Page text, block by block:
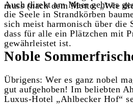
muss (nach dem Motto: „Wie
Auch direkt am Meer geht es
die Seele in Strandkörben
sich meist harmonisch über die
dass für alle ein Plätzchen mit
gewährleistet ist.
Noble
Übrigens: Wer es ganz nobel
gut aufgehoben! Im beliebten
Luxus-Hotel „Ahlbecker Hof“